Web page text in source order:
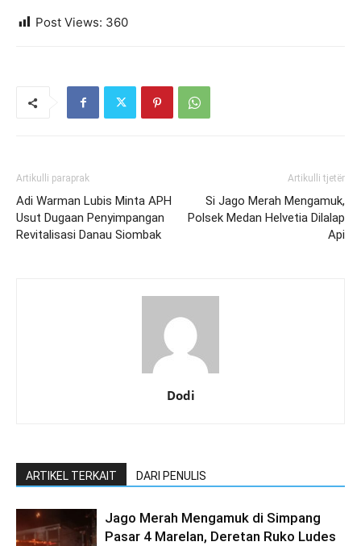
Post Views: 360
Artikulli paraprak
Adi Warman Lubis Minta APH
Usut Dugaan Penyimpangan
Revitalisasi Danau Siombak
Artikulli tjetër
Si Jago Merah Mengamuk,
Polsek Medan Helvetia Dilalap
Api
Dodi
ARTIKEL TERKAIT DARI PENULIS
Jago Merah Mengamuk di Simpang
Pasar 4 Marelan, Deretan Ruko Ludes